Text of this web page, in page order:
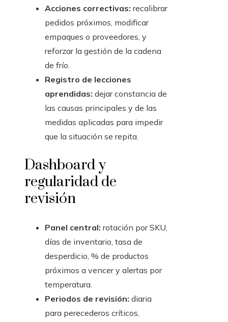
Acciones correctivas: recalibrar
pedidos próximos, modificar
empaques o proveedores, y
reforzar la gestión de la cadena
de frío.
Registro de lecciones
aprendidas: dejar constancia de
las causas principales y de las
medidas aplicadas para impedir
que la situación se repita.
Dashboard y
regularidad de
revisión
Panel central: rotación por SKU,
días de inventario, tasa de
desperdicio, % de productos
próximos a vencer y alertas por
temperatura.
Periodos de revisión: diaria
para perecederos críticos,